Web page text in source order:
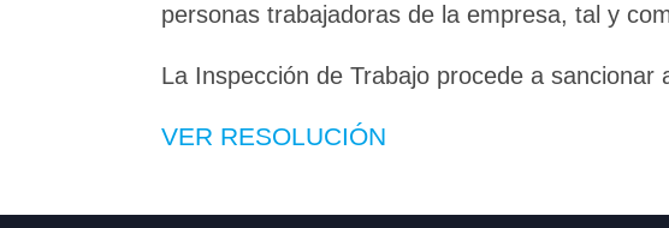
personas trabajadoras de la empresa, tal y
La Inspección de Trabajo procede a sancionar
VER RESOLUCIÓN